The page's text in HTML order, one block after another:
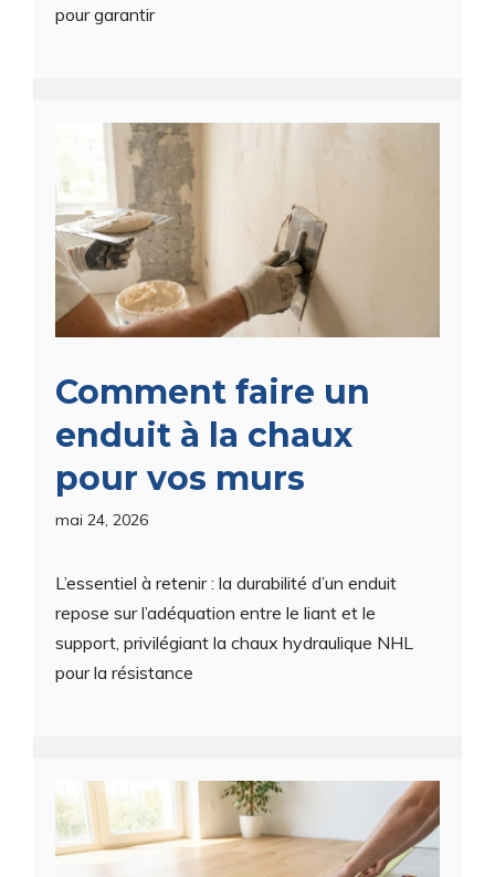
pour garantir
Comment faire un
enduit à la chaux
pour vos murs
mai 24, 2026
L’essentiel à retenir : la durabilité d’un enduit
repose sur l’adéquation entre le liant et le
support, privilégiant la chaux hydraulique NHL
pour la résistance